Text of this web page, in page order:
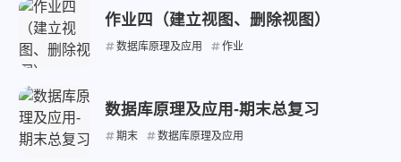
作业四（建立视图、删除视图）
数据库原理及应用 作业
数据库原理及应用-期末总复习
期末 数据库原理及应用